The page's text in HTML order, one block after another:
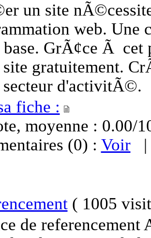
un site
web. Une
base. GrÃ¢ce Ã cet
gratuitement.
d'activitÃ©.
fiche :
moyenne :
(0) : Voir
( 1005
de referencement